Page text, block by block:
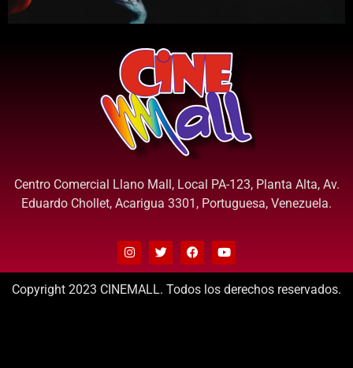
Centro Comercial Llano Mall, Local PA-123, Planta Alta, Av.
Eduardo Chollet, Acarigua 3301, Portuguesa, Venezuela.
Copyright 2023 CINEMALL. Todos los derechos reservados.